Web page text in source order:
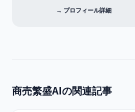
→ プロフィール詳細
商売繁盛AIの関連記事